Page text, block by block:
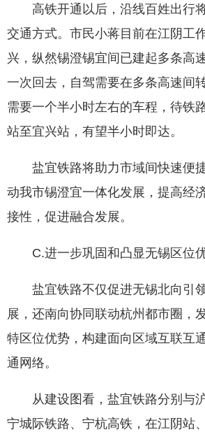
高铁开通以后，沿线百姓出行
交通方式。市民小蒋目前在江阴工
兴，纵然锡澄锡宜间已建起多条高
一次回去，自驾需要在多条高速间
需要一个半小时左右的车程，待铁
站至宜兴站，有望半小时即达。
盐宜铁路将助力市域间快速便
动我市锡澄宜一体化发展，提高经
接性，促进融合发展。
C.进一步巩固和凸显无锡区位
盐宜铁路不仅促进无锡北向引
展，还南向协同联动杭州都市圈，
特区位优势，构建面向区域互联互
通网络。
从建设图看，盐宜铁路分别与
宁城际铁路、宁杭高铁，在江阴站